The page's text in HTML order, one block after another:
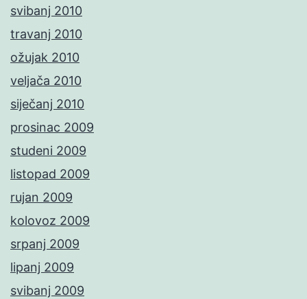
svibanj 2010
travanj 2010
ožujak 2010
veljača 2010
siječanj 2010
prosinac 2009
studeni 2009
listopad 2009
rujan 2009
kolovoz 2009
srpanj 2009
lipanj 2009
svibanj 2009